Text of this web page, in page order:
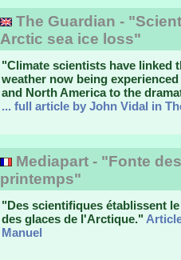
The Guardian -
Arctic sea ice loss"
"Climate scientists have linked
weather now being
and North America to the
... full article by John Vidal in
Mediapart - "Fonte
printemps"
"Des scientifiques établissent
des glaces de l'Arctique."
Manuel